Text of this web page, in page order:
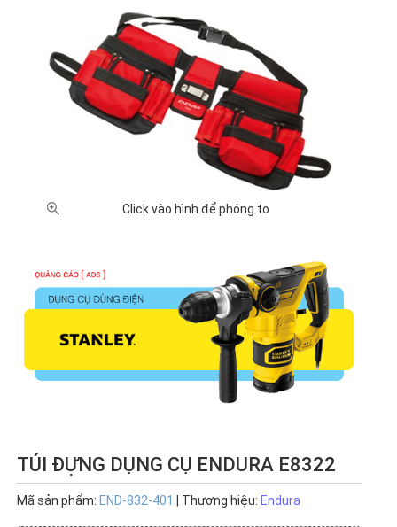
Click vào hình để phóng to
TÚI ĐỰNG DỤNG CỤ ENDURA E8322
Mã sản phẩm:END-832-401 | Thương hiệu:Endura